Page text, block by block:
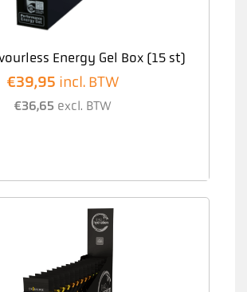
Energy Gel Box (15 st)
€39,95 incl. BTW
€36,65 excl. BTW